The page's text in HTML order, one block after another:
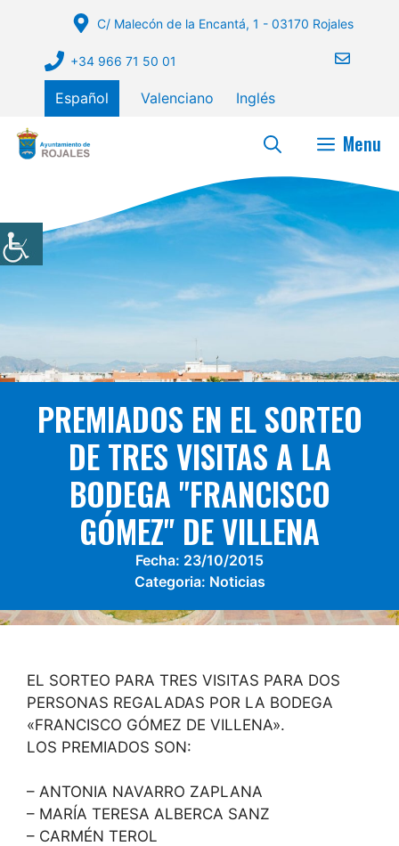
contenido
C/ Malecón de la Encantá, 1 - 03170 Rojales
+34 966 71 50 01
Español Valenciano Inglés
Menu
PREMIADOS EN EL SORTEO
DE TRES VISITAS A LA
BODEGA "FRANCISCO
GÓMEZ" DE VILLENA
Fecha: 23/10/2015
Categoria: Noticias
EL SORTEO PARA TRES VISITAS PARA DOS
PERSONAS REGALADAS POR LA BODEGA
«FRANCISCO GÓMEZ DE VILLENA».
LOS PREMIADOS SON:
– ANTONIA NAVARRO ZAPLANA
– MARÍA TERESA ALBERCA SANZ
– CARMÉN TEROL